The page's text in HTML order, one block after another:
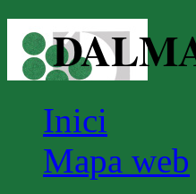
Inici
Mapa web